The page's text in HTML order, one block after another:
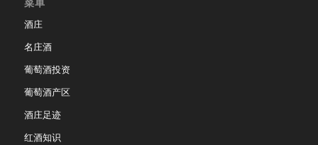
菜单
酒庄
名庄酒
葡萄酒投资
葡萄酒产区
酒庄足迹
红酒知识